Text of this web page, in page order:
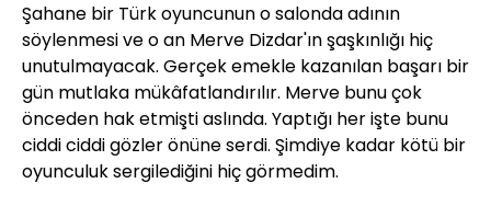
Şahane bir Türk oyuncunun o salonda adının
söylenmesi ve o an Merve Dizdar'ın şaşkınlığı hiç
unutulmayacak. Gerçek emekle kazanılan başarı bir
gün mutlaka mükâfatlandırılır. Merve bunu çok
önceden hak etmişti aslında. Yaptığı her işte bunu
ciddi ciddi gözler önüne serdi. Şimdiye kadar kötü bir
oyunculuk sergilediğini hiç görmedim.